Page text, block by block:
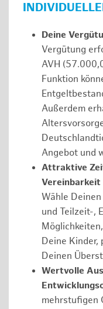
Deine
Vergütung
AVH
Funktion
Außerdem
Angebot und
Attraktive
Wähle
und Teilzeit-,
Deine Kinder,
Deinen
Wertvolle
mehrstufigen